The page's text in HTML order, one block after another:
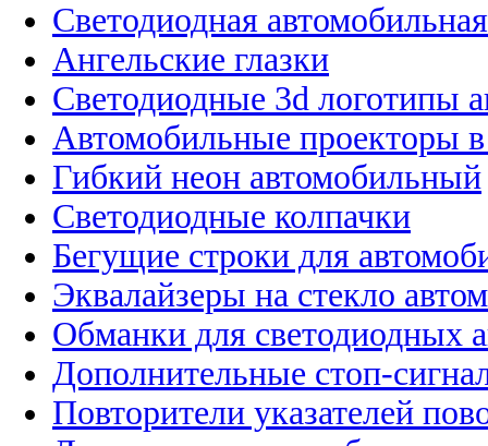
Светодиодная
Ангельские глазки
Светодиодные 3d логотипы
Автомобильные проекторы
Гибкий неон автомобильный
Светодиодные колпачки
Бегущие строки для
Эквалайзеры на стекло
Обманки для светодиодных
Дополнительные стоп-
Повторители указателей